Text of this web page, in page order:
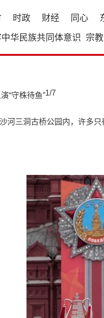
时政 财经 同心
华民族共同体意识 宗教
1/7
河三洞古桥公园内，许多